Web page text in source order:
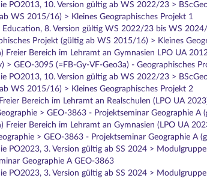
PO2013, 10. Version gültig ab WS 2022/23 >
WS 2015/16) > Kleines Geographisches Projekt 1
8. Version gültig WS 2022/23 bis WS
Projekt (gültig ab WS 2015/16) > Kleines
Freier Bereich im Lehramt an Gymnasien LPO UA
> GEO-3095 (=FB-Gy-VF-Geo3a) - Geographisches
PO2013, 10. Version gültig ab WS 2022/23 >
WS 2015/16) > Kleines Geographisches Projekt 2
Bereich im Lehramt an Realschulen (LPO UA
> GEO-3863 - Projektseminar Geographie
Freier Bereich im Lehramt an Gymnasien (LPO UA
> GEO-3863 - Projektseminar Geographie A
PO2023, 3. Version gültig ab SS 2024 >
Geographie A GEO-3863
PO2023, 3. Version gültig ab SS 2024 >